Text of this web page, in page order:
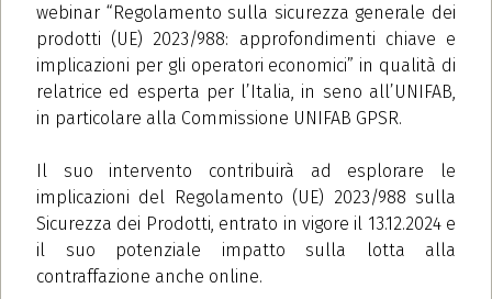
webinar “Regolamento sulla sicurezza generale dei
prodotti (UE) 2023/988: approfondimenti chiave e
implicazioni per gli operatori economici” in qualità di
relatrice ed esperta per l’Italia, in seno all’UNIFAB,
in particolare alla Commissione UNIFAB GPSR.
Il suo intervento contribuirà ad esplorare le
implicazioni del Regolamento (UE) 2023/988 sulla
Sicurezza dei Prodotti, entrato in vigore il 13.12.2024 e
il suo potenziale impatto sulla lotta alla
contraffazione anche online.